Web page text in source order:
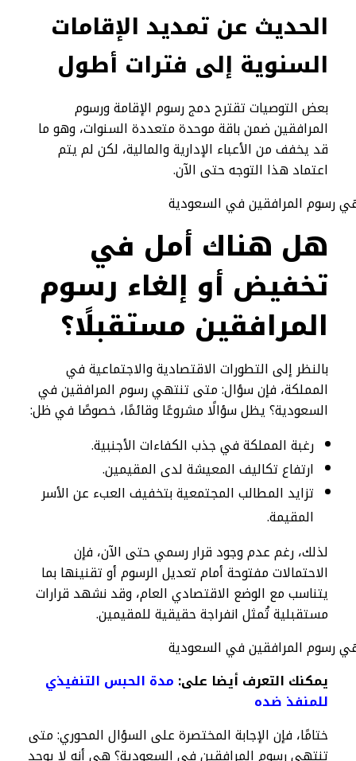
الحديث عن تمديد الإقامات
السنوية إلى فترات أطول
بعض التوصيات تقترح دمج رسوم الإقامة ورسوم
المرافقين ضمن باقة موحدة متعددة السنوات، وهو ما
قد يخفف من الأعباء الإدارية والمالية، لكن لم يتم
اعتماد هذا التوجه حتى الآن.
هل هناك أمل في
تخفيض أو إلغاء رسوم
المرافقين مستقبلًا؟
بالنظر إلى التطورات الاقتصادية والاجتماعية في
المملكة، فإن سؤال: متى تنتهي رسوم المرافقين في
السعودية؟ يظل سؤالًا مشروعًا وقائمًا، خصوصًا في ظل:
رغبة المملكة في جذب الكفاءات الأجنبية.
ارتفاع تكاليف المعيشة لدى المقيمين.
تزايد المطالب المجتمعية بتخفيف العبء عن الأسر
المقيمة.
لذلك، رغم عدم وجود قرار رسمي حتى الآن، فإن
الاحتمالات مفتوحة أمام تعديل الرسوم أو تقنينها بما
يتناسب مع الوضع الاقتصادي العام، وقد نشهد قرارات
مستقبلية تُمثل انفراجة حقيقية للمقيمين.
يمكنك التعرف أيضا على: مدة الحبس التنفيذي
للمنفذ ضده
ختامًا، فإن الإجابة المختصرة على السؤال المحوري: متى